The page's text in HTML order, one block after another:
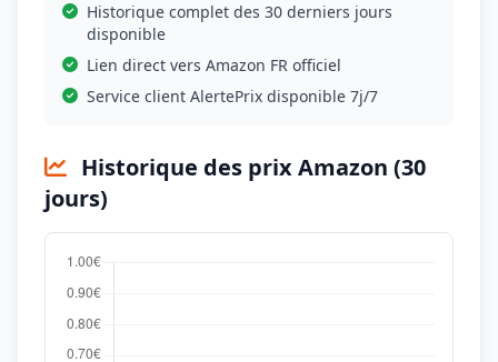
Historique complet des 30 derniers jours
disponible
Lien direct vers Amazon FR officiel
Service client AlertePrix disponible 7j/7
Historique des prix Amazon (30
jours)